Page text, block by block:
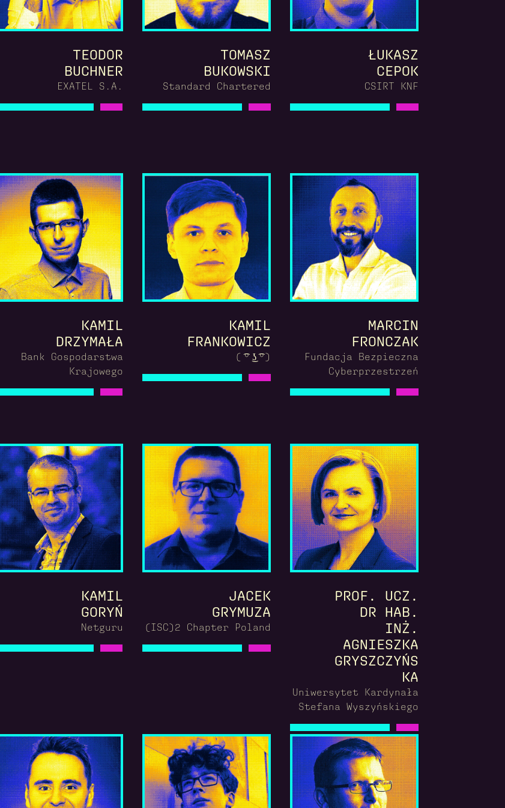
TEODOR
BUCHNER
EXATEL S.A.
TOMASZ
BUKOWSKI
Standard Chartered
ŁUKASZ
CEPOK
CSIRT KNF
KAMIL
DRZYMAŁA
Bank Gospodarstwa
Krajowego
KAMIL
FRANKOWICZ
( ͡° ͜ʖ ͡°)
MARCIN
FRONCZAK
Fundacja Bezpieczna
Cyberprzestrzeń
KAMIL
GORYŃ
Netguru
JACEK
GRYMUZA
(ISC)2 Chapter Poland
PROF. UCZ.
DR HAB.
INŻ.
AGNIESZKA
GRYSZCZYŃS
KA
Uniwersytet Kardynała
Stefana Wyszyńskiego